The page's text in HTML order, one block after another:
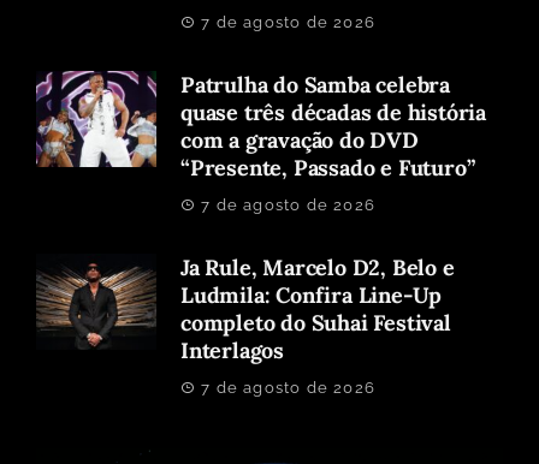
7 de agosto de 2026
Patrulha do Samba celebra
quase três décadas de história
com a gravação do DVD
“Presente, Passado e Futuro”
7 de agosto de 2026
Ja Rule, Marcelo D2, Belo e
Ludmila: Confira Line-Up
completo do Suhai Festival
Interlagos
7 de agosto de 2026